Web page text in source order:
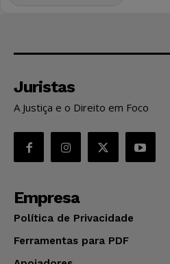
Juristas
A Justiça e o Direito em Foco
Empresa
Política de Privacidade
Ferramentas para PDF